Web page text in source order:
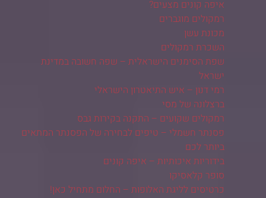
איפה קונים מצעים?
רמקולים מוגברים
מכונת עשן
השכרת רמקולים
שפת הסימנים הישראלית – שפה חשובה במדינת
ישראל
רמי דנון – איש התיאטרון הישראלי
ברצלונה של מסי
רמקולים שקועים – התקנה בקירות גבס
פסנתר חשמלי – טיפים לבחירה של הפסנתר המתאים
ביותר לכם
בידוריות איכותיות – איפה קונים
סופר קלאסיקו
כרטיסים לליגת האלופות – החלום מתחיל כאן!